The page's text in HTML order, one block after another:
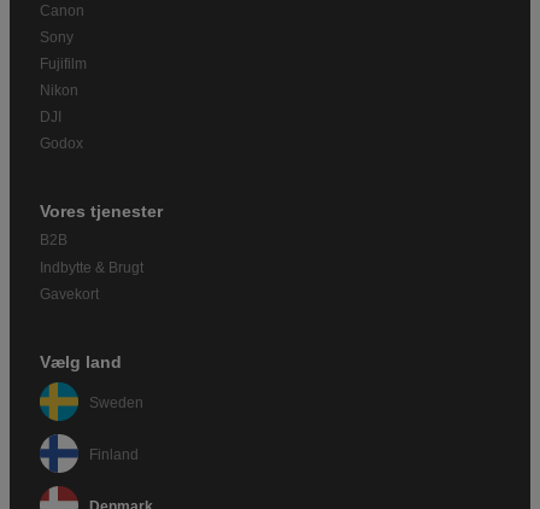
Canon
Sony
Fujifilm
Nikon
DJI
Godox
Vores tjenester
B2B
Indbytte & Brugt
Gavekort
Vælg land
Sweden
Finland